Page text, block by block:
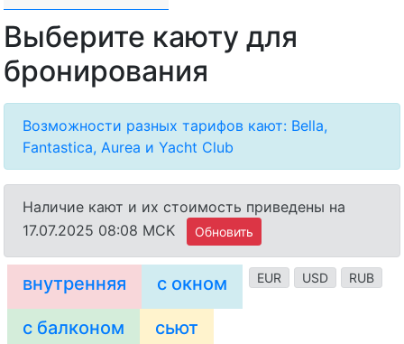
Выберите каюту для
бронирования
Возможности разных тарифов кают: Bella,
Fantastica, Aurea и Yacht Club
Наличие кают и их стоимость приведены на
17.07.2025 08:08 MCK
Обновить
EUR USD RUB
внутренняя с окном
с балконом сьют